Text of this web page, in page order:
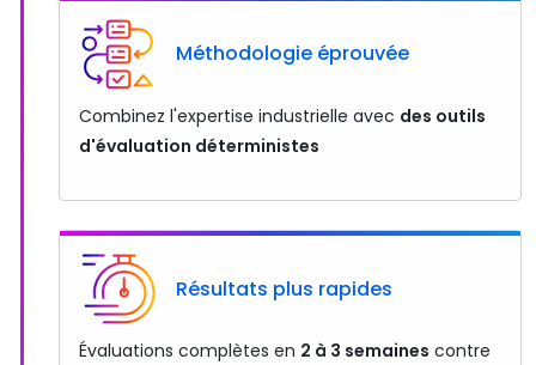
Méthodologie éprouvée
Combinez l'expertise industrielle avec des outils
d'évaluation déterministes
Résultats plus rapides
Évaluations complètes en 2 à 3 semaines contre